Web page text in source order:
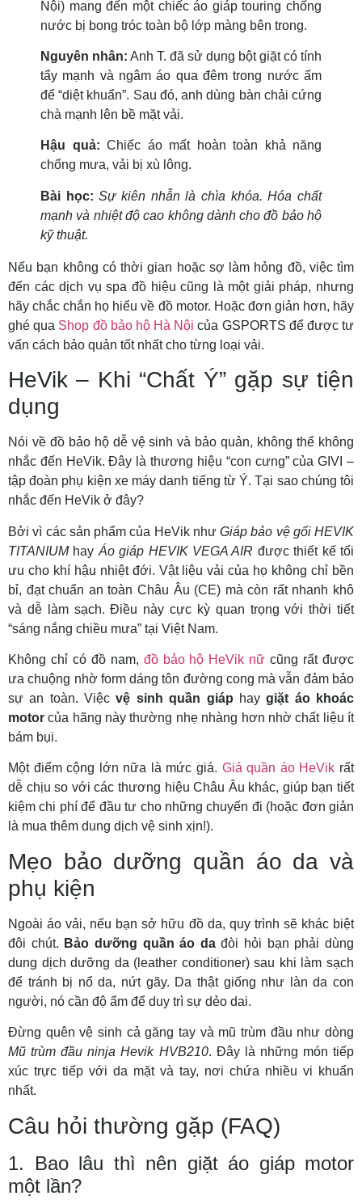
Nội) mang đến một chiếc áo giáp touring chống
nước bị bong tróc toàn bộ lớp màng bên trong.
Nguyên nhân: Anh T. đã sử dụng bột giặt có tính
tẩy mạnh và ngâm áo qua đêm trong nước ấm
để “diệt khuẩn”. Sau đó, anh dùng bàn chải cứng
chà mạnh lên bề mặt vải.
Hậu quả: Chiếc áo mất hoàn toàn khả năng
chống mưa, vải bị xù lông.
Bài học: Sự kiên nhẫn là chìa khóa. Hóa chất
mạnh và nhiệt độ cao không dành cho đồ bảo hộ
kỹ thuật.
Nếu bạn không có thời gian hoặc sợ làm hỏng đồ, việc tìm
đến các dịch vụ spa đồ hiệu cũng là một giải pháp, nhưng
hãy chắc chắn họ hiểu về đồ motor. Hoặc đơn giản hơn, hãy
ghé qua Shop đồ bảo hộ Hà Nội của GSPORTS để được tư
vấn cách bảo quản tốt nhất cho từng loại vải.
HeVik – Khi “Chất Ý” gặp sự tiện
dụng
Nói về đồ bảo hộ dễ vệ sinh và bảo quản, không thể không
nhắc đến HeVik. Đây là thương hiệu “con cưng” của GIVI –
tập đoàn phụ kiện xe máy danh tiếng từ Ý. Tại sao chúng tôi
nhắc đến HeVik ở đây?
Bởi vì các sản phẩm của HeVik như Giáp bảo vệ gối HEVIK
TITANIUMhay Áo giáp HEVIK VEGA AIR được thiết kế tối
ưu cho khí hậu nhiệt đới. Vật liệu vải của họ không chỉ bền
bỉ, đạt chuẩn an toàn Châu Âu (CE) mà còn rất nhanh khô
và dễ làm sạch. Điều này cực kỳ quan trọng với thời tiết
“sáng nắng chiều mưa” tại Việt Nam.
Không chỉ có đồ nam, đồ bảo hộ HeVik nữ cũng rất được
ưa chuộng nhờ form dáng tôn đường cong mà vẫn đảm bảo
sự an toàn. Việcvệ sinh quần giáp haygiặt áo khoác
motor của hãng này thường nhẹ nhàng hơn nhờ chất liệu ít
bám bụi.
Một điểm cộng lớn nữa là mức giá. Giá quần áo HeVik rất
dễ chịu so với các thương hiệu Châu Âu khác, giúp bạn tiết
kiệm chi phí để đầu tư cho những chuyến đi (hoặc đơn giản
là mua thêm dung dịch vệ sinh xịn!).
Mẹo bảo dưỡng quần áo da và
phụ kiện
Ngoài áo vải, nếu bạn sở hữu đồ da, quy trình sẽ khác biệt
đôi chút. Bảo dưỡng quần áo dađòi hỏi bạn phải dùng
dung dịch dưỡng da (leather conditioner) sau khi làm sạch
để tránh bị nổ da, nứt gãy. Da thật giống như làn da con
người, nó cần độ ẩm để duy trì sự dẻo dai.
Đừng quên vệ sinh cả găng tay và mũ trùm đầu như dòng
Mũ trùm đầu ninja Hevik HVB210. Đây là những món tiếp
xúc trực tiếp với da mặt và tay, nơi chứa nhiều vi khuẩn
nhất.
Câu hỏi thường gặp (FAQ)
1. Bao lâu thì nên giặt áo giáp motor
một lần?